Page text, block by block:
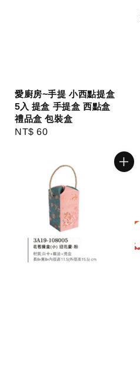
愛廚房~手提 小西點提盒
5入 提盒 手提盒 西點盒
禮品盒 包裝盒
Regular
NT$ 60